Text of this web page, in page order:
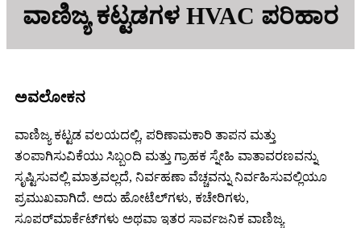
ವಾಣಿಜ್ಯ ಕಟ್ಟಡಗಳ HVAC ಪರಿಹಾರ
ಅವಲೋಕನ
ವಾಣಿಜ್ಯ ಕಟ್ಟಡ ವಲಯದಲ್ಲಿ, ಪರಿಣಾಮಕಾರಿ ತಾಪನ ಮತ್ತು
ತಂಪಾಗಿಸುವಿಕೆಯು ಸಿಬ್ಬಂದಿ ಮತ್ತು ಗ್ರಾಹಕ ಸ್ನೇಹಿ ವಾತಾವರಣವನ್ನು
ಸೃಷ್ಟಿಸುವಲ್ಲಿ ಮಾತ್ರವಲ್ಲದೆ, ನಿರ್ವಹಣಾ ವೆಚ್ಚವನ್ನು ನಿರ್ವಹಿಸುವಲ್ಲಿಯೂ
ಪ್ರಮುಖವಾಗಿದೆ. ಅದು ಹೋಟೆಲ್‌ಗಳು, ಕಚೇರಿಗಳು,
ಸೂಪರ್‌ಮಾರ್ಕೆಟ್‌ಗಳು ಅಥವಾ ಇತರ ಸಾರ್ವಜನಿಕ ವಾಣಿಜ್ಯ